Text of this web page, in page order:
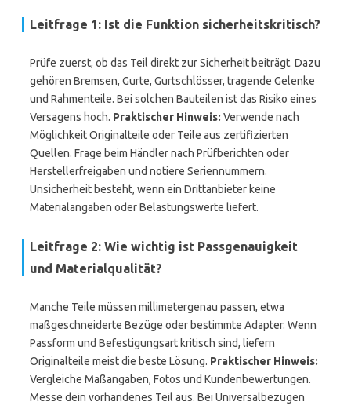
Leitfrage 1: Ist die Funktion sicherheitskritisch?
Prüfe zuerst, ob das Teil direkt zur Sicherheit beiträgt. Dazu
gehören Bremsen, Gurte, Gurtschlösser, tragende Gelenke
und Rahmenteile. Bei solchen Bauteilen ist das Risiko eines
Versagens hoch. Praktischer Hinweis: Verwende nach
Möglichkeit Originalteile oder Teile aus zertifizierten
Quellen. Frage beim Händler nach Prüfberichten oder
Herstellerfreigaben und notiere Seriennummern.
Unsicherheit besteht, wenn ein Drittanbieter keine
Materialangaben oder Belastungswerte liefert.
Leitfrage 2: Wie wichtig ist Passgenauigkeit
und Materialqualität?
Manche Teile müssen millimetergenau passen, etwa
maßgeschneiderte Bezüge oder bestimmte Adapter. Wenn
Passform und Befestigungsart kritisch sind, liefern
Originalteile meist die beste Lösung. Praktischer Hinweis:
Vergleiche Maßangaben, Fotos und Kundenbewertungen.
Messe dein vorhandenes Teil aus. Bei Universalbezügen